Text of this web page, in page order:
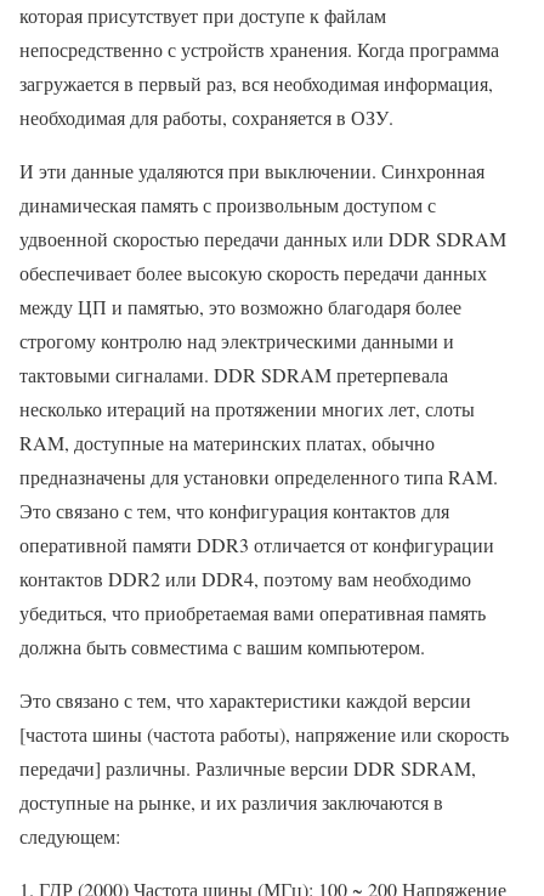
которая присутствует при доступе к файлам
непосредственно с устройств хранения. Когда программа
загружается в первый раз, вся необходимая информация,
необходимая для работы, сохраняется в ОЗУ.
И эти данные удаляются при выключении. Синхронная
динамическая память с произвольным доступом с
удвоенной скоростью передачи данных или DDR SDRAM
обеспечивает более высокую скорость передачи данных
между ЦП и памятью, это возможно благодаря более
строгому контролю над электрическими данными и
тактовыми сигналами. DDR SDRAM претерпевала
несколько итераций на протяжении многих лет, слоты
RAM, доступные на материнских платах, обычно
предназначены для установки определенного типа RAM.
Это связано с тем, что конфигурация контактов для
оперативной памяти DDR3 отличается от конфигурации
контактов DDR2 или DDR4, поэтому вам необходимо
убедиться, что приобретаемая вами оперативная память
должна быть совместима с вашим компьютером.
Это связано с тем, что характеристики каждой версии
[частота шины (частота работы), напряжение или скорость
передачи] различны. Различные версии DDR SDRAM,
доступные на рынке, и их различия заключаются в
следующем:
ГДР (2000) Частота шины (МГц): 100 ~ 200 Напряжение